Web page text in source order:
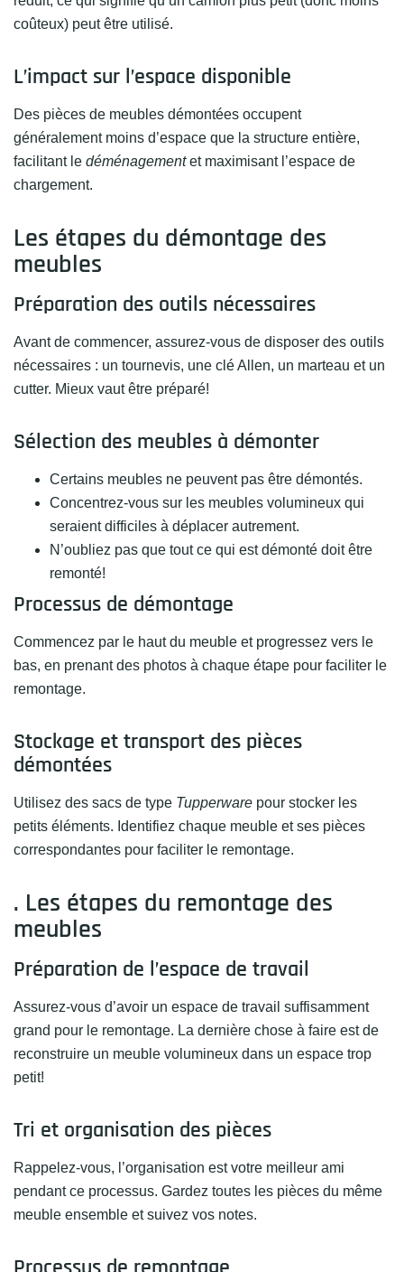
coûteux) peut être utilisé.
L’impact sur l’espace disponible
Des pièces de meubles démontées occupent
généralement moins d’espace que la structure entière,
facilitant le déménagementet maximisant l’espace de
chargement.
Les étapes du démontage des
meubles
Préparation des outils nécessaires
Avant de commencer, assurez-vous de disposer des outils
nécessaires : un tournevis, une clé Allen, un marteau et un
cutter. Mieux vaut être préparé!
Sélection des meubles à démonter
Certains meubles ne peuvent pas être démontés.
Concentrez-vous sur les meubles volumineux qui
seraient difficiles à déplacer autrement.
N’oubliez pas que tout ce qui est démonté doit être
remonté!
Processus de démontage
Commencez par le haut du meuble et progressez vers le
bas, en prenant des photos à chaque étape pour faciliter le
remontage.
Stockage et transport des pièces
démontées
Utilisez des sacs de type Tupperware pour stocker les
petits éléments. Identifiez chaque meuble et ses pièces
correspondantes pour faciliter le remontage.
. Les étapes du remontage des
meubles
Préparation de l’espace de travail
Assurez-vous d’avoir un espace de travail suffisamment
grand pour le remontage. La dernière chose à faire est de
reconstruire un meuble volumineux dans un espace trop
petit!
Tri et organisation des pièces
Rappelez-vous, l’organisation est votre meilleur ami
pendant ce processus. Gardez toutes les pièces du même
meuble ensemble et suivez vos notes.